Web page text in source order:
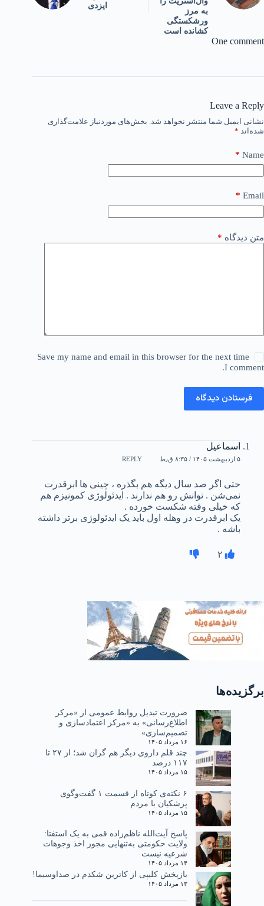
به مرز
ورشکستگی
کشانده است
ایزدی
One comment
Leave a Reply
نشانی ایمیل شما منتشر نخواهد شد. بخش‌های موردنیاز علامت‌گذاری
شده‌اند *
Name
*
Email
*
متن دیدگاه *
Save my name and email in this browser for the next time
I comment.
فرستادن دیدگاه
اسماعیل
۵ اردیبهشت ۱۴۰۵ / ۸:۳۵ ق٫ظ REPLY
حتی اگر صد سال دیگه هم بگذره ، چینی ها ابرقدرت
نمی‌شن . توانش رو هم ندارند . ایدئولوژی کمونیزم هم
که خیلی وقته شکست خورده .
یک ابرقدرت در وهله اول باید یک ایدئولوژی برتر داشته
باشه .
۲
برگزیده‌ها
ضرورت تبدیل روابط عمومی از «مرکز
اطلاع‌رسانی» به «مرکز اعتمادسازی و
تصمیم‌سازی»
۱۶ مرداد ۱۴۰۵
چند قلم داروی دیگر هم گران شد؛ از ۲۷ تا
۱۱۷ درصد
۱۵ مرداد ۱۴۰۵
۶ نکته‌ی کوتاه از قسمت ۱ گفت‌وگوی
پزشکیان با مردم
۱۵ مرداد ۱۴۰۵
پاسخ آیت‌الله ناظم‌زاده قمی به یک استفتا:
ولایت حکومتی به‌تنهایی مجوز اخذ وجوهات
شرعیه نیست
۱۴ مرداد ۱۴۰۵
بازپخش کلیپی از کاترین شکدم در صداوسیما!
۱۳ مرداد ۱۴۰۵